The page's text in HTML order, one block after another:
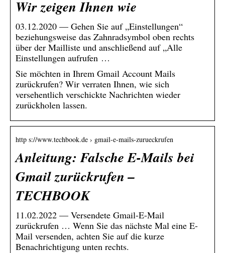
Wir zeigen Ihnen wie
03.12.2020 — Gehen Sie auf „Einstellungen“
beziehungsweise das Zahnradsymbol oben rechts
über der Mailliste und anschließend auf „Alle
Einstellungen aufrufen …
Sie möchten in Ihrem Gmail Account Mails
zurückrufen? Wir verraten Ihnen, wie sich
versehentlich verschickte Nachrichten wieder
zurückholen lassen.
http s://www.techbook.de › gmail-e-mails-zurueckrufen
Anleitung: Falsche E-Mails bei
Gmail zurückrufen –
TECHBOOK
11.02.2022 — Versendete Gmail-E-Mail
zurückrufen … Wenn Sie das nächste Mal eine E-
Mail versenden, achten Sie auf die kurze
Benachrichtigung unten rechts.